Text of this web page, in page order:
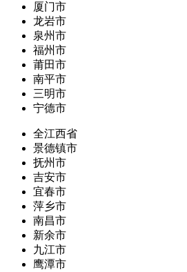
厦门市
龙岩市
泉州市
福州市
莆田市
南平市
三明市
宁德市
全江西省
景德镇市
抚州市
吉安市
宜春市
萍乡市
南昌市
新余市
九江市
鹰潭市